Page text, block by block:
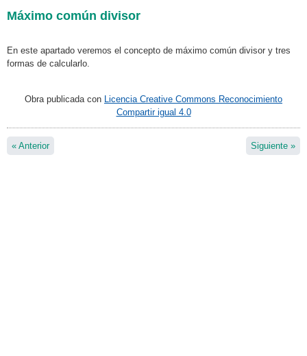
Máximo común divisor
En este apartado veremos el concepto de máximo común divisor y tres
formas de calcularlo.
Obra publicada con Licencia Creative Commons Reconocimiento
Compartir igual 4.0
« Anterior Siguiente »